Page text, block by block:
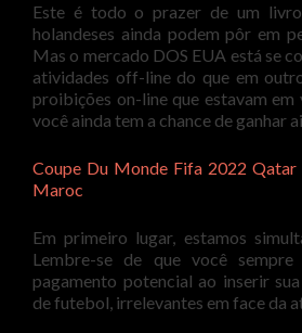
Este é todo o prazer de um
holandeses ainda podem pôr em
Mas o mercado DOS EUA está se
atividades off-line do que em
proibições on-line que estavam
você ainda tem a chance de ganhar
Coupe Du Monde Fifa 2022 Qatar
Maroc
Em primeiro lugar, estamos
Lembre-se de que você
pagamento potencial ao inserir
de futebol, irrelevantes em face da